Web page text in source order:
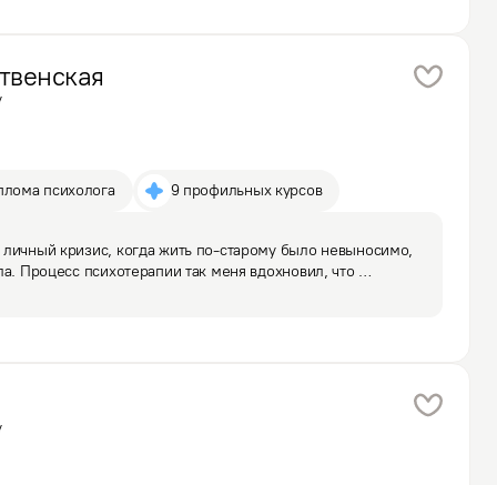
психолога 9 профильных курсов
кризис, когда жить по-старому было невыносимо,
Процесс психотерапии так меня вдохновил, что
работает. Вначале я работала в коучинговом